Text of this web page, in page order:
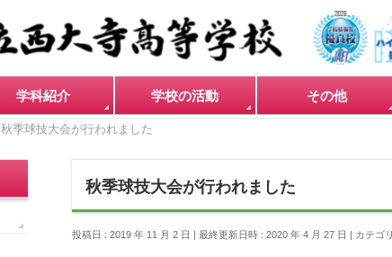
学科紹介 学校の活動 その他
秋季球技大会が行われました
秋季球技大会が行われました
投稿日 : 2019 年 11 月 2 日 最終更新日時 : 2020 年 4 月 27 日 カテゴ